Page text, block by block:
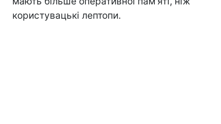
користувацькі лептопи.